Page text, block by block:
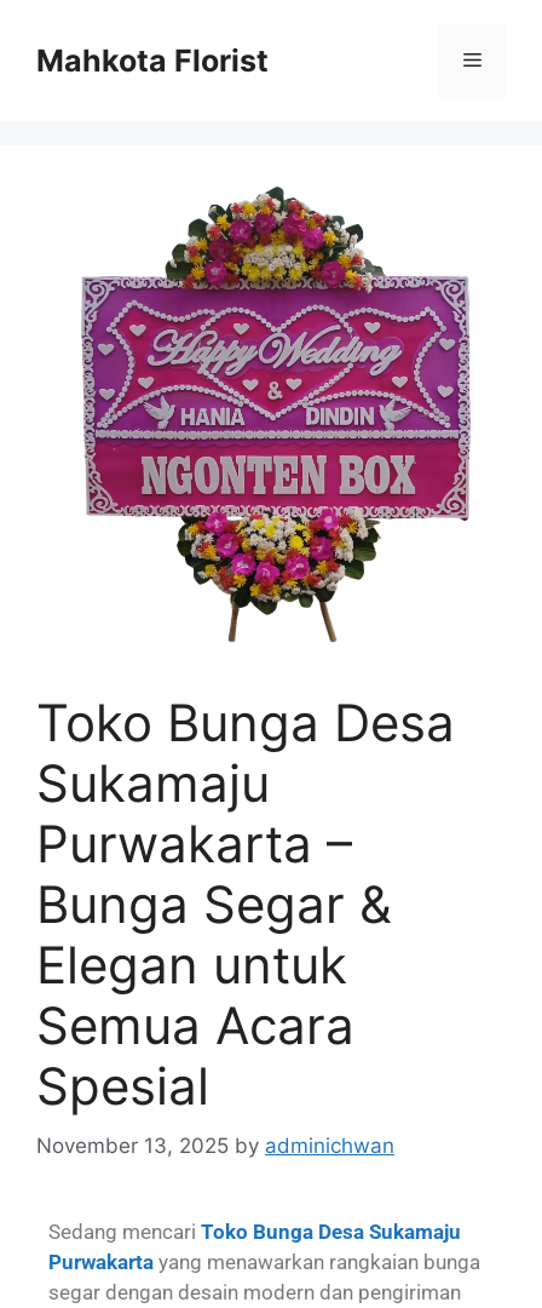
Mahkota Florist
Toko Bunga Desa
Sukamaju
Purwakarta –
Bunga Segar &
Elegan untuk
Semua Acara
Spesial
November 13, 2025 by adminichwan
Sedang mencari Toko Bunga Desa Sukamaju
Purwakarta yang menawarkan rangkaian bunga
segar dengan desain modern dan pengiriman